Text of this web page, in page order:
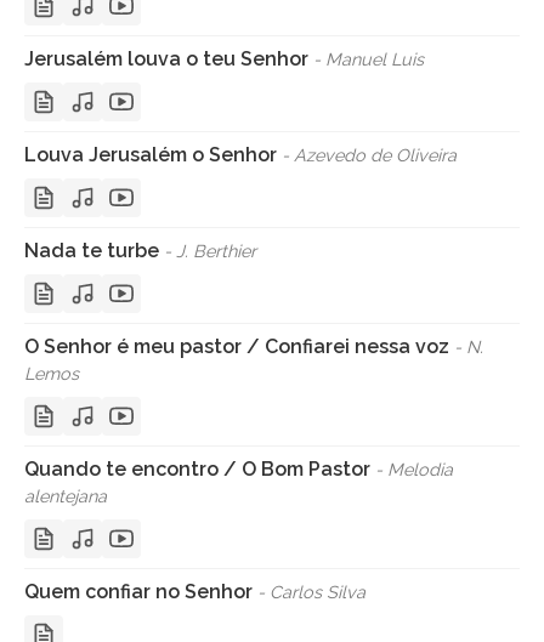
Jerusalém louva o teu Senhor - Manuel Luis
Louva Jerusalém o Senhor - Azevedo de Oliveira
Nada te turbe - J. Berthier
O Senhor é meu pastor / Confiarei nessa voz - N.
Lemos
Quando te encontro / O Bom Pastor - Melodia
alentejana
Quem confiar no Senhor - Carlos Silva